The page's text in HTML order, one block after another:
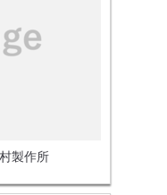
製作所